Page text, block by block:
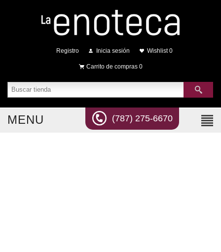
Registro Inicia sesión Wishlist 0
Carrito de compras 0
(787) 275-6670
MENU